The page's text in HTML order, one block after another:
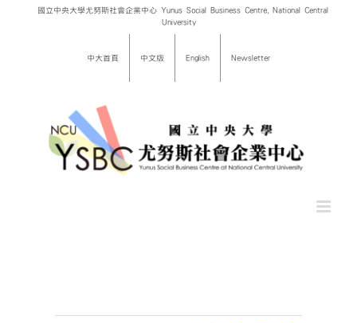
國立中央大學尤努斯社會企業中心 Yunus Social Business Centre, National Central
University
中大首頁 中文版 English Newsletter